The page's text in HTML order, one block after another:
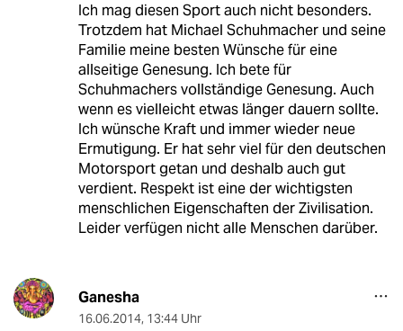
Ich mag diesen Sport auch nicht besonders.
Trotzdem hat Michael Schuhmacher und seine
Familie meine besten Wünsche für eine
allseitige Genesung. Ich bete für
Schuhmachers vollständige Genesung. Auch
wenn es vielleicht etwas länger dauern sollte.
Ich wünsche Kraft und immer wieder neue
Ermutigung. Er hat sehr viel für den deutschen
Motorsport getan und deshalb auch gut
verdient. Respekt ist eine der wichtigsten
menschlichen Eigenschaften der Zivilisation.
Leider verfügen nicht alle Menschen darüber.
Ganesha
16.06.2014, 13:44 Uhr